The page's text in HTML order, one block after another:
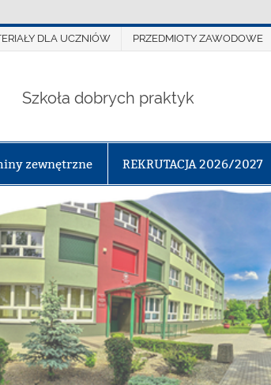
DLA UCZNIÓW PRZEDMIOTY ZAWODOWE
Szkoła dobrych praktyk
zewnętrzne REKRUTACJA 2026/2027